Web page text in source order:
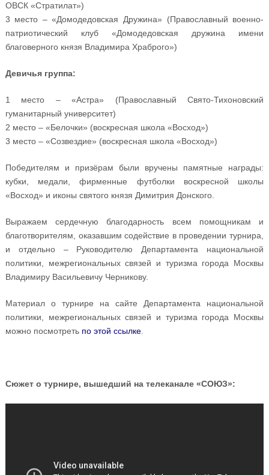
ОВСК «Стратилат»)
3 место – «Домодедовская Дружина» (Православный военно-
патриотический клуб «Домодедовская дружина имени
благоверного князя Владимира Храброго»)
Девичья группа:
1 место – «Астра» (Православный Свято-Тихоновский
гуманитарный университет)
2 место – «Белочки» (воскресная школа «Восход»)
3 место – «Созвездие» (воскресная школа «Восход»)
Победителям и призёрам были вручены памятные награды:
кубки, медали, фирменные футболки воскресной школы
«Восход» и иконы святого князя Димитрия Донского.
Выражаем сердечную благодарность всем помощникам и
благотворителям, оказавшим содействие в проведении турнира,
и отдельно – Руководителю Департамента национальной
политики, межрегиональных связей и туризма города Москвы
Владимиру Васильевичу Черникову.
Материал о турнире на сайте Департамента национальной
политики, межрегиональных связей и туризма города Москвы
можно посмотреть по этой ссылке.
Сюжет о турнире, вышедший на телеканале «СОЮЗ»: